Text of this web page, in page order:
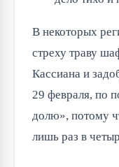
В некоторых
стреху траву
Кассиана и
29 февраля, по
долю», потому
лишь раз в